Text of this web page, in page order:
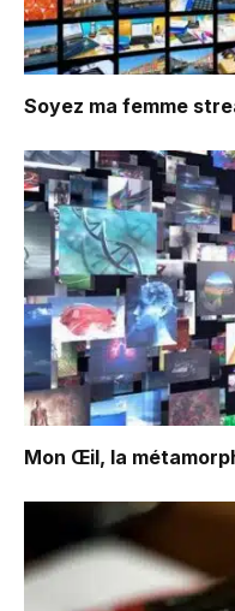
Soyez ma femme
Mon Œil, la